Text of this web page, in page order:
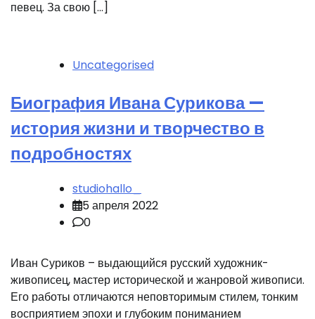
певец. За свою […]
Uncategorised
Биография Ивана Сурикова —
история жизни и творчество в
подробностях
studiohallo_
5 апреля 2022
0
Иван Суриков – выдающийся русский художник-
живописец, мастер исторической и жанровой живописи.
Его работы отличаются неповторимым стилем, тонким
восприятием эпохи и глубоким пониманием